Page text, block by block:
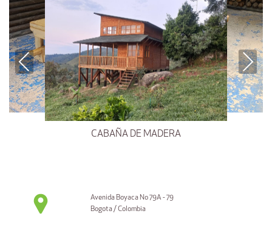
CABAÑA DE MADERA
Previous Next
Avenida Boyaca No 79A - 79
Bogota / Colombia